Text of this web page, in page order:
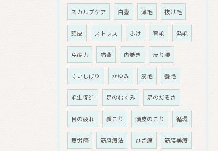
スカルプケア 白髪 薄毛 抜け毛
頭皮 ストレス ふけ 育毛 発毛
免疫力 猫背 内巻き 反り腰
くいしばり かゆみ 脱毛 養毛
毛生促進 足のむくみ 足のだるさ
目の疲れ 顔こり 頭皮のこり 循環
疲労感 筋膜療法 ひざ痛 筋膜美療